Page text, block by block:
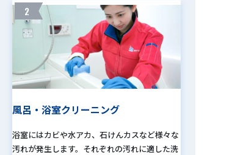
2
風呂・浴室クリーニング
浴室にはカビや水アカ、石けんカスなど様々な
汚れが発生します。それぞれの汚れに適した洗